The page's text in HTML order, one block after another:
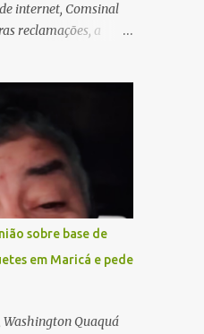
internet, Comsinal
reclamações, a
a seguir: 2623-
sobre base de
em Maricá e pede
Quaquá